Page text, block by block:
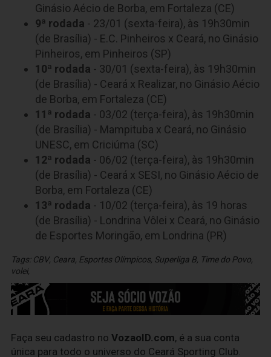
Ginásio Aécio de Borba, em Fortaleza (CE)
9ª rodada - 23/01 (sexta-feira), às 19h30min
(de Brasília) - E.C. Pinheiros x Ceará, no Ginásio
Pinheiros, em Pinheiros (SP)
10ª rodada - 30/01 (sexta-feira), às 19h30min
(de Brasília) - Ceará x Realizar, no Ginásio Aécio
de Borba, em Fortaleza (CE)
11ª rodada - 03/02 (terça-feira), às 19h30min
(de Brasília) - Mampituba x Ceará, no Ginásio
UNESC, em Criciúma (SC)
12ª rodada - 06/02 (terça-feira), às 19h30min
(de Brasília) - Ceará x SESI, no Ginásio Aécio de
Borba, em Fortaleza (CE)
13ª rodada - 10/02 (terça-feira), às 19 horas
(de Brasília) - Londrina Vôlei x Ceará, no Ginásio
de Esportes Moringão, em Londrina (PR)
Tags: CBV, Ceara Esportes Olímpicos, Superliga B Time do Povo
volei,
Faça seu cadastro no VozaoID.com, é a sua conta
única para todo o universo do Ceará Sporting Club.